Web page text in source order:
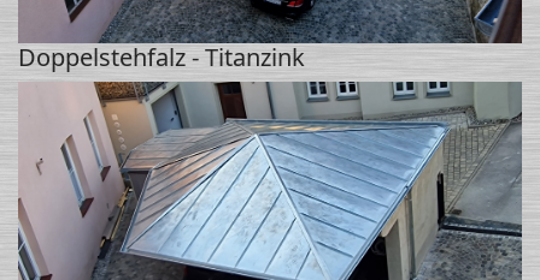
Doppelstehfalz - Titanzink